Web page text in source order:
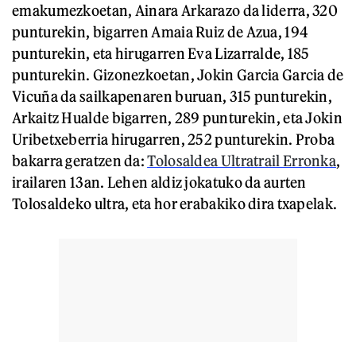
emakumezkoetan, Ainara Arkarazo da liderra, 320
punturekin, bigarren Amaia Ruiz de Azua, 194
punturekin, eta hirugarren Eva Lizarralde, 185
punturekin. Gizonezkoetan, Jokin Garcia Garcia de
Vicuña da sailkapenaren buruan, 315 punturekin,
Arkaitz Hualde bigarren, 289 punturekin, eta Jokin
Uribetxeberria hirugarren, 252 punturekin. Proba
bakarra geratzen da:Tolosaldea Ultratrail Erronka,
irailaren 13an. Lehen aldiz jokatuko da aurten
Tolosaldeko ultra, eta hor erabakiko dira txapelak.